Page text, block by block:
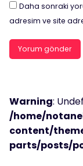
Daha sonraki
adresim ve site
Warning:
/home/
content/
parts/posts/